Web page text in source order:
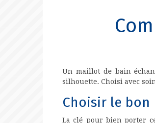
Un maillot de bain
silhouette. Choisi avec
Choisir le
La clé pour bien porter